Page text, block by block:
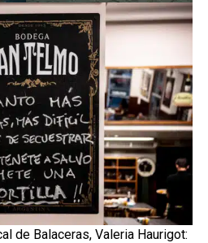
de Balaceras, Valeria Haurigot: